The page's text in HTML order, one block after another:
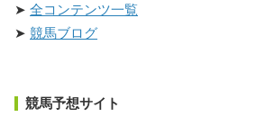
全コンテンツ一覧
競馬ブログ
競馬予想サイト